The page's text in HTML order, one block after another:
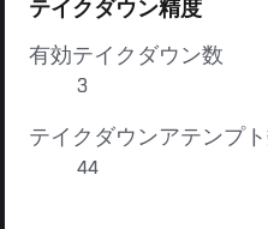
テイクダウン精度
有効テイクダウン数
3
テイクダウンアテンプ
44